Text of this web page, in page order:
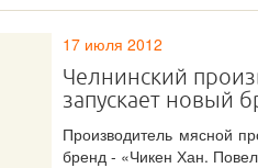
17 июля 2012
Челнинский
запускает новый
Производитель мясной
бренд - «Чикен Хан.